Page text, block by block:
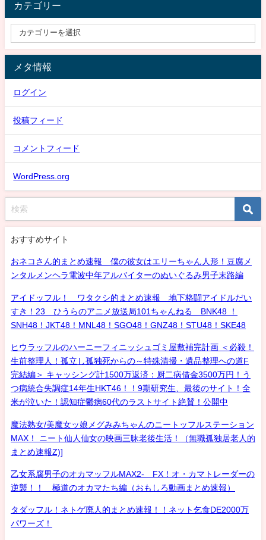
カテゴリー
メタ情報
ログイン
投稿フィード
コメントフィード
WordPress.org
おすすめサイト
おネコさん的まとめ速報 僕の彼女はエリーちゃん人形！豆腐メ
ンタルメンヘラ電波中年アルバイターのぬいぐるみ男子末路編
アイドッフル！ ワタクシ的まとめ速報 地下格闘アイドルだい
すき！23 ひうらのアニメ放送局101ちゃんねる BNK48 ！
SNH48！JKT48！MNL48！SGO48！GNZ48！STU48！SKE48
ヒウラッフルのハーニーフィニッシュゴミ屋敷補完計画 ＜必殺！
生前整理人！孤立し孤独死からの～特殊清掃・遺品整理への道F
完結編＞ キャッシング計1500万返済：厨二病借金3500万円！う
つ病統合失調症14年生HKT46！！9期研究生、最後のサイト！全
米が泣いた！認知症鬱病60代のラストサイト絶賛！公開中
魔法熟女/美魔女ッ娘メグみみちゃんのニートッフルステーション
MAX！ ニート仙人仙女の映画三昧老後生活！（無職孤独居老人的
まとめ速報Z)]
乙女系腐男子のオカマッフルMAX2- FX！オ・カマトレーダーの
逆襲！！ 極道のオカマたち編（おもしろ動画まとめ速報）
タダッフル！ネトゲ廃人的まとめ速報！！ネット乞食DE2000万
パワーズ！